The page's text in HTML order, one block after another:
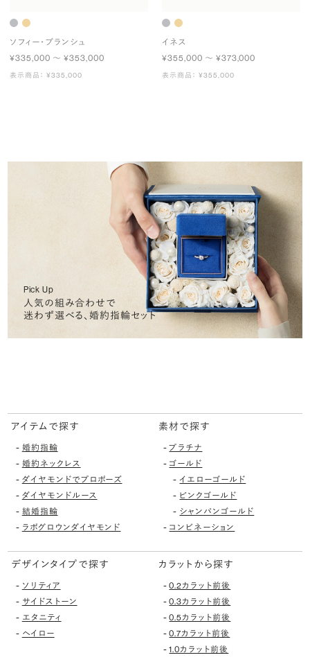
ソフィー・ブランシュ
¥335,000 〜 ¥353,000
表示商品： ¥335,000
イネス
¥355,000 〜 ¥373,000
表示商品： ¥355,000
Pick Up
人気の組み合わせで
迷わず選べる、婚約指輪セット
アイテムで探す
- 婚約指輪
- 婚約ネックレス
- ダイヤモンドでプロポーズ
- ダイヤモンドルース
- 結婚指輪
- ラボグロウンダイヤモンド
素材で探す
-プラチナ
- ゴールド
-イエローゴールド
- ピンクゴールド
- シャンパンゴールド
- コンビネーション
デザインタイプで探す
- ソリティア
- サイドストーン
- エタニティ
- ヘイロー
カラットから探す
-0.2カラット前後
-0.3カラット前後
-0.5カラット前後
-0.7カラット前後
-1.0カラット前後